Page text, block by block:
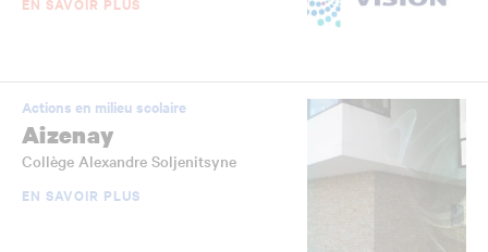
Actions en milieu scolaire
Aizenay
Collège Alexandre Soljenitsyne
EN SAVOIR PLUS